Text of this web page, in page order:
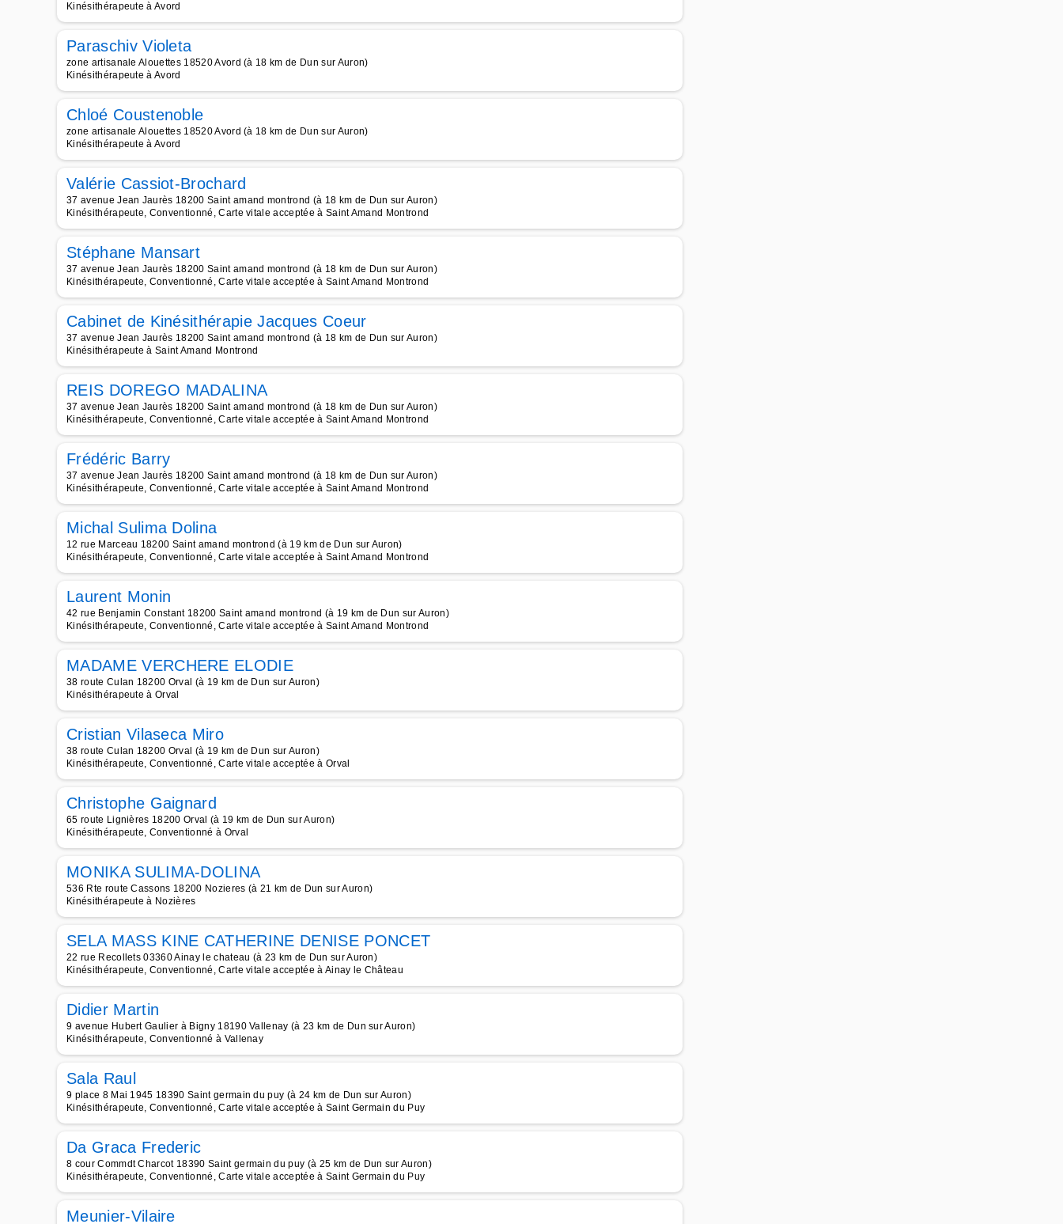
Kinésithérapeute à Avord
Paraschiv Violeta
zone artisanale Alouettes 18520 Avord (à 18 km de Dun sur Auron)
Kinésithérapeute à Avord
Chloé Coustenoble
zone artisanale Alouettes 18520 Avord (à 18 km de Dun sur Auron)
Kinésithérapeute à Avord
Valérie Cassiot-Brochard
37 avenue Jean Jaurès 18200 Saint amand montrond (à 18 km de Dun sur Auron)
Kinésithérapeute, Conventionné, Carte vitale acceptée à Saint Amand Montrond
Stéphane Mansart
37 avenue Jean Jaurès 18200 Saint amand montrond (à 18 km de Dun sur Auron)
Kinésithérapeute, Conventionné, Carte vitale acceptée à Saint Amand Montrond
Cabinet de Kinésithérapie Jacques Coeur
37 avenue Jean Jaurès 18200 Saint amand montrond (à 18 km de Dun sur Auron)
Kinésithérapeute à Saint Amand Montrond
REIS DOREGO MADALINA
37 avenue Jean Jaurès 18200 Saint amand montrond (à 18 km de Dun sur Auron)
Kinésithérapeute, Conventionné, Carte vitale acceptée à Saint Amand Montrond
Frédéric Barry
37 avenue Jean Jaurès 18200 Saint amand montrond (à 18 km de Dun sur Auron)
Kinésithérapeute, Conventionné, Carte vitale acceptée à Saint Amand Montrond
Michal Sulima Dolina
12 rue Marceau 18200 Saint amand montrond (à 19 km de Dun sur Auron)
Kinésithérapeute, Conventionné, Carte vitale acceptée à Saint Amand Montrond
Laurent Monin
42 rue Benjamin Constant 18200 Saint amand montrond (à 19 km de Dun sur Auron)
Kinésithérapeute, Conventionné, Carte vitale acceptée à Saint Amand Montrond
MADAME VERCHERE ELODIE
38 route Culan 18200 Orval (à 19 km de Dun sur Auron)
Kinésithérapeute à Orval
Cristian Vilaseca Miro
38 route Culan 18200 Orval (à 19 km de Dun sur Auron)
Kinésithérapeute, Conventionné, Carte vitale acceptée à Orval
Christophe Gaignard
65 route Lignières 18200 Orval (à 19 km de Dun sur Auron)
Kinésithérapeute, Conventionné à Orval
MONIKA SULIMA-DOLINA
536 Rte route Cassons 18200 Nozieres (à 21 km de Dun sur Auron)
Kinésithérapeute à Nozières
SELA MASS KINE CATHERINE DENISE PONCET
22 rue Recollets 03360 Ainay le chateau (à 23 km de Dun sur Auron)
Kinésithérapeute, Conventionné, Carte vitale acceptée à Ainay le Château
Didier Martin
9 avenue Hubert Gaulier à Bigny 18190 Vallenay (à 23 km de Dun sur Auron)
Kinésithérapeute, Conventionné à Vallenay
Sala Raul
9 place 8 Mai 1945 18390 Saint germain du puy (à 24 km de Dun sur Auron)
Kinésithérapeute, Conventionné, Carte vitale acceptée à Saint Germain du Puy
Da Graca Frederic
8 cour Commdt Charcot 18390 Saint germain du puy (à 25 km de Dun sur Auron)
Kinésithérapeute, Conventionné, Carte vitale acceptée à Saint Germain du Puy
Meunier-Vilaire